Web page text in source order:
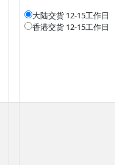
大陆交货 12-15工作日
香港交货 12-15工作日